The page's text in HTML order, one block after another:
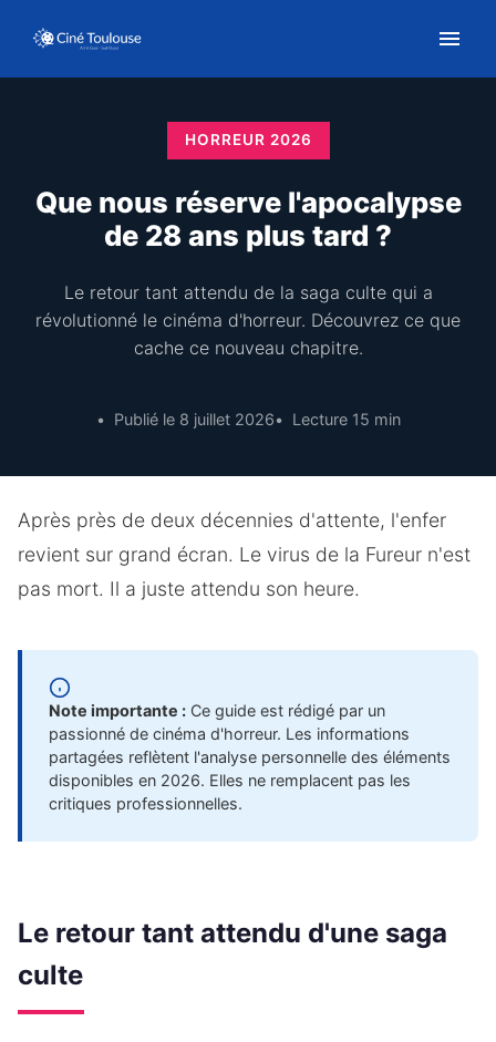
HORREUR 2026
Que nous réserve l'apocalypse
de 28 ans plus tard ?
Le retour tant attendu de la saga culte qui a
révolutionné le cinéma d'horreur. Découvrez ce que
cache ce nouveau chapitre.
Publié le 8 juillet 2026 Lecture 15 min
Après près de deux décennies d'attente, l'enfer
revient sur grand écran. Le virus de la Fureur n'est
pas mort. Il a juste attendu son heure.
Note importante : Ce guide est rédigé par un
passionné de cinéma d'horreur. Les informations
partagées reflètent l'analyse personnelle des éléments
disponibles en 2026. Elles ne remplacent pas les
critiques professionnelles.
Le retour tant attendu d'une saga
culte